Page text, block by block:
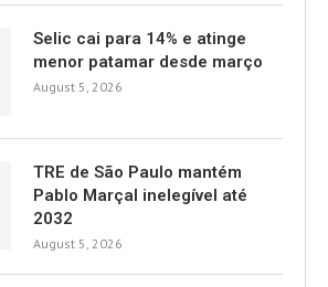
Selic cai para 14% e atinge
menor patamar desde março
August 5, 2026
TRE de São Paulo mantém
Pablo Marçal inelegível até
2032
August 5, 2026